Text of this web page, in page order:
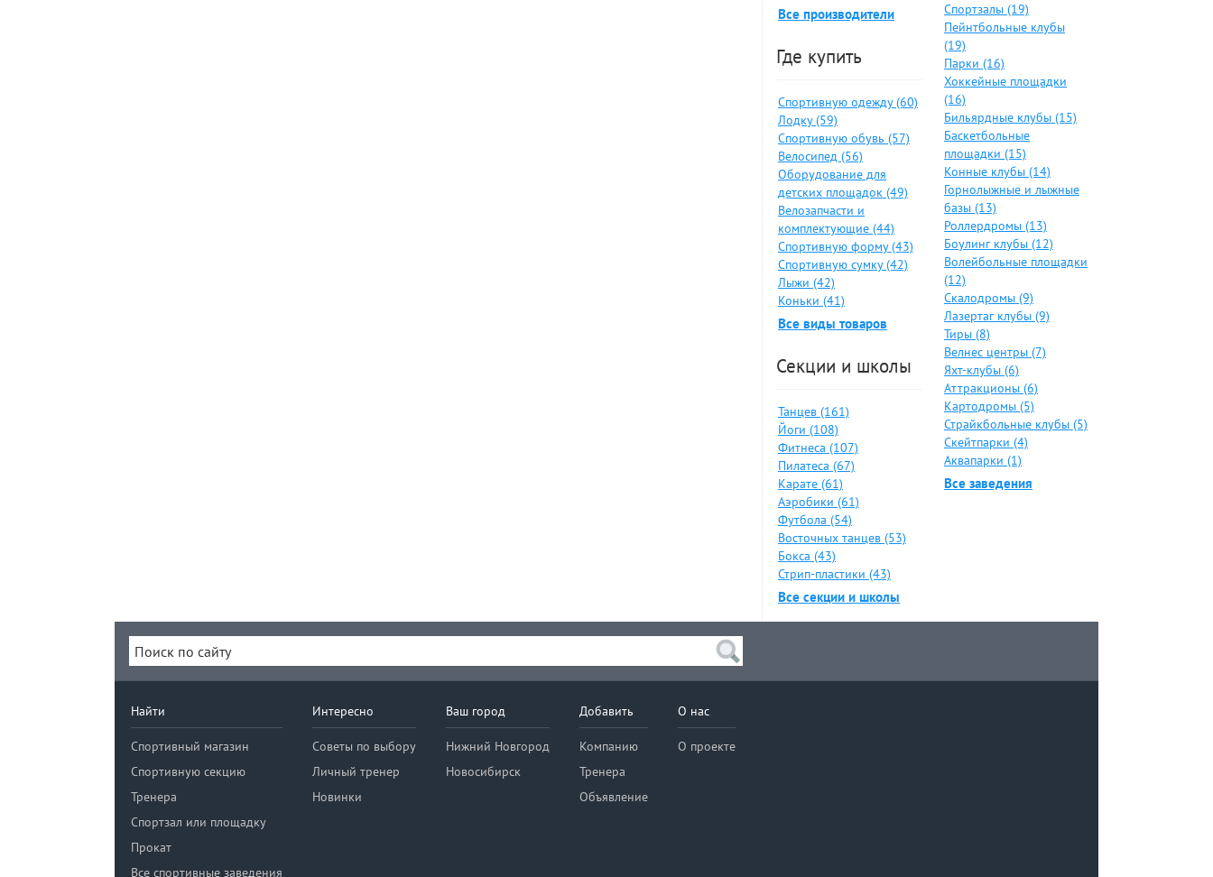
Все производители
Где купить
Спортивную одежду (60)
Лодку (59)
Спортивную обувь (57)
Велосипед (56)
Оборудование для
детских площадок (49)
Велозапчасти и
комплектующие (44)
Спортивную форму (43)
Спортивную сумку (42)
Лыжи (42)
Коньки (41)
Все виды товаров
Секции и школы
Танцев (161)
Йоги (108)
Фитнеса (107)
Пилатеса (67)
Карате (61)
Аэробики (61)
Футбола (54)
Восточных танцев (53)
Бокса (43)
Стрип-пластики (43)
Все секции и школы
Спортзалы (19)
Пейнтбольные клубы
(19)
Парки (16)
Хоккейные площадки
(16)
Бильярдные клубы (15)
Баскетбольные
площадки (15)
Конные клубы (14)
Горнолыжные и лыжные
базы (13)
Роллердромы (13)
Боулинг клубы (12)
Волейбольные площадки
(12)
Скалодромы (9)
Лазертаг клубы (9)
Тиры (8)
Велнес центры (7)
Яхт-клубы (6)
Аттракционы (6)
Картодромы (5)
Страйкбольные клубы (5)
Скейтпарки (4)
Аквапарки (1)
Все заведения
Найти
Спортивный магазин
Спортивную секцию
Тренера
Спортзал или площадку
Прокат
Все спортивные заведения
Интересно
Советы по выбору
Личный тренер
Новинки
Ваш город
Нижний Новгород
Новосибирск
Добавить
Компанию
Тренера
Объявление
О нас
О проекте